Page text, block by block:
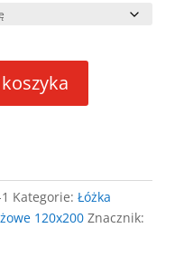
Kategorie: Łóżka
120x200 Znacznik: